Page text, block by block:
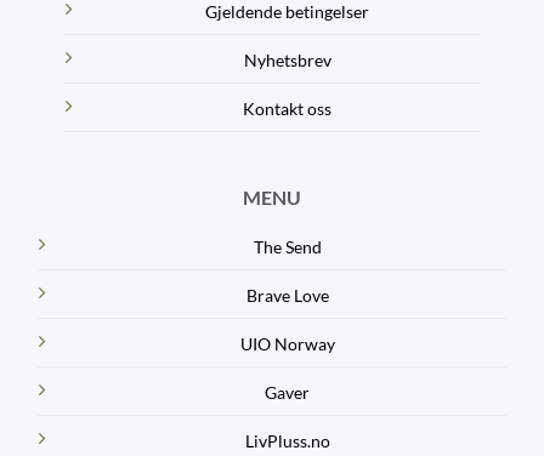
Gjeldende betingelser
Nyhetsbrev
Kontakt oss
MENU
The Send
Brave Love
UIO Norway
Gaver
LivPluss.no